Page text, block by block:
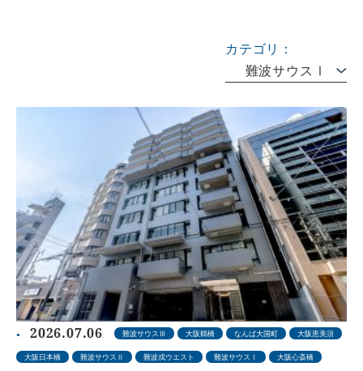
カテゴリ：
難波サウスⅠ
2026.07.06 難波サウスⅢ 大阪鶴橋 なんば大国町 大阪恵美須
大阪日本橋 難波サウスⅡ 難波戎ウエスト 難波サウスⅠ 大阪心斎橋